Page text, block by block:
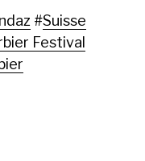
#Suisse
Festival